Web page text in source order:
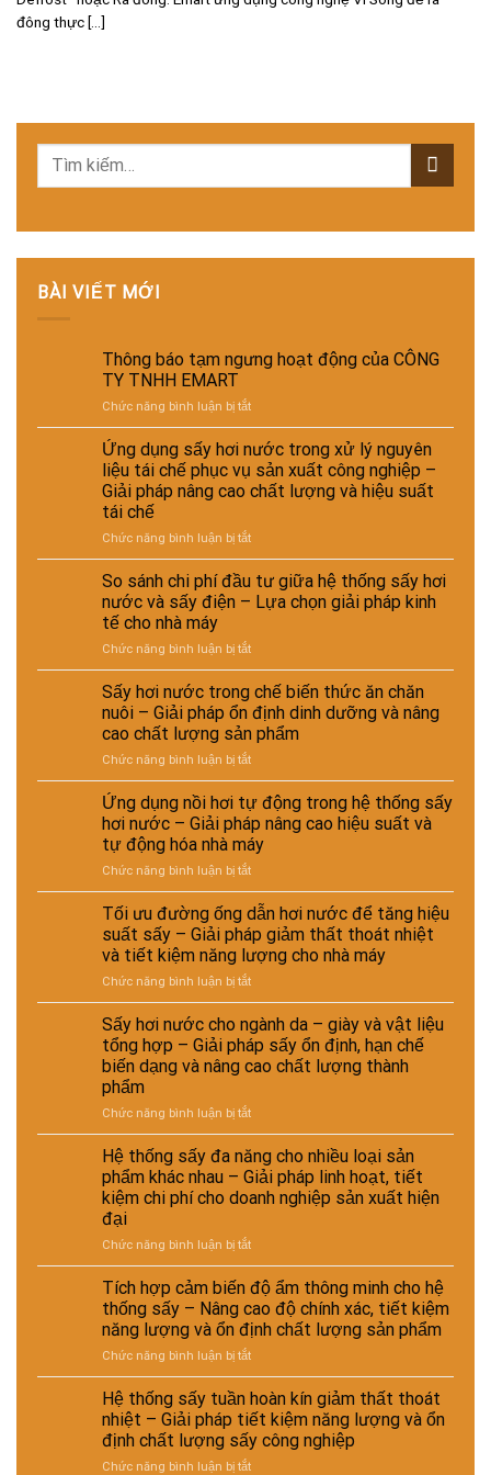
đông thực [...]
BÀI VIẾT MỚI
Thông báo tạm ngưng hoạt động của CÔNG
TY TNHH EMART
Chức năng bình luận bị tắtở
Thông
báo
tạm
ngưng
hoạt
của
TY
TNHH
EMART
Ứng dụng sấy hơi nước trong xử lý nguyên
liệu tái chế phục vụ sản xuất công nghiệp –
Giải pháp nâng cao chất lượng và hiệu suất
tái chế
Chức năng bình luận bị tắtở
Ứng
dụng
sấy
hơi
trong
xử
lý
nguyên
liệu
tái
chế
phục
vụ
sản
xuất
công
nghiệp
–
Giải
pháp
nâng
cao
chất
lượng
và
hiệu
suất
So sánh chi phí đầu tư giữa hệ thống sấy hơi
nước và sấy điện – Lựa chọn giải pháp kinh
tế cho nhà máy
Chức năng bình luận bị tắtở
So
sánh
chi
phí
đầu
tư
giữa
hệ
thống
sấy
hơi
nước
và
sấy
điện
–
Lựa
chọn
giải
pháp
kinh
tế
máy
Sấy hơi nước trong chế biến thức ăn chăn
nuôi – Giải pháp ổn định dinh dưỡng và nâng
cao chất lượng sản phẩm
Chức năng bình luận bị tắtở
Sấy
hơi
nước
trong
chế
biến
thức
ăn
chăn
nuôi
–
Giải
pháp
ổn
định
dinh
dưỡng
nâng
cao
chất
lượng
sản
phẩm
Ứng dụng nồi hơi tự động trong hệ thống sấy
hơi nước – Giải pháp nâng cao hiệu suất và
tự động hóa nhà máy
Chức năng bình luận bị tắtở
Ứng
dụng
nồi
hơi
tự
động
trong
hệ
thống
sấy
hơi
–
Giải
pháp
nâng
cao
hiệu
và
động
hóa
nhà
máy
Tối ưu đường ống dẫn hơi nước để tăng hiệu
suất sấy – Giải pháp giảm thất thoát nhiệt
và tiết kiệm năng lượng cho nhà máy
Chức năng bình luận bị tắtở
Tối
ưu
đường
ống
dẫn
nước
tăng
hiệu
suất
sấy
Giải
giảm
thất
thoát
nhiệt
và
kiệm
năng
lượng
cho
nhà
Sấy hơi nước cho ngành da – giày và vật liệu
tổng hợp – Giải pháp sấy ổn định, hạn chế
biến dạng và nâng cao chất lượng thành
phẩm
Chức năng bình luận bị tắtở
Sấy
hơi
nước
cho
ngành
–
và
vật
liệu
tổng
hợp
–
Giải
pháp
sấy
ổn
định,
Hệ thống sấy đa năng cho nhiều loại sản
phẩm khác nhau – Giải pháp linh hoạt, tiết
kiệm chi phí cho doanh nghiệp sản xuất hiện
đại
Chức năng bình luận bị tắtở
Hệ
thống
sấy
đa
năng
cho
nhiều
loại
sản
phẩm
khác
nhau
Tích hợp cảm biến độ ẩm thông minh cho hệ
thống sấy – Nâng cao độ chính xác, tiết kiệm
năng lượng và ổn định chất lượng sản phẩm
Chức năng bình luận bị tắtở
Tích
hợp
cảm
biến
độ
ẩm
Hệ thống sấy tuần hoàn kín giảm thất thoát
nhiệt – Giải pháp tiết kiệm năng lượng và ổn
định chất lượng sấy công nghiệp
Chức năng bình luận bị tắtở